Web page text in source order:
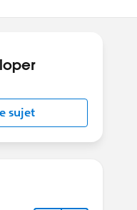
sujet